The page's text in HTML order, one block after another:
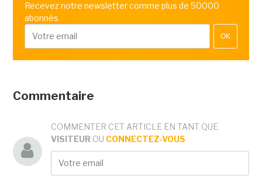
Recevez notre newsletter comme plus de 50000
abonnés
OK
Commentaire
COMMENTER CET ARTICLE EN TANT QUE
VISITEUR OU CONNECTEZ-VOUS